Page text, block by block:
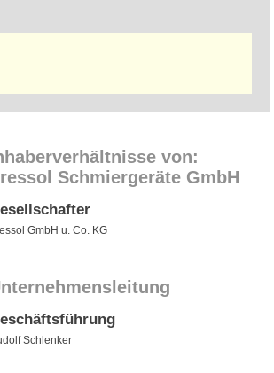
von:
Schmiergeräte GmbH
GmbH u. Co. KG
Schlenker